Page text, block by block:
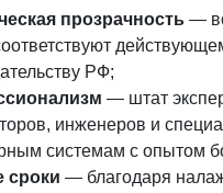
прозрачность —
РФ;
— штат
инженеров и
системам с опытом
сроки — благодаря